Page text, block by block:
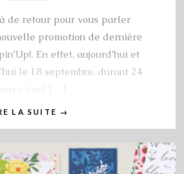
de retour pour vous parler
promotion de dernière
En effet, aujourd’hui et
le 18 septembre, durant 24
c’est […]
LA SUITE →